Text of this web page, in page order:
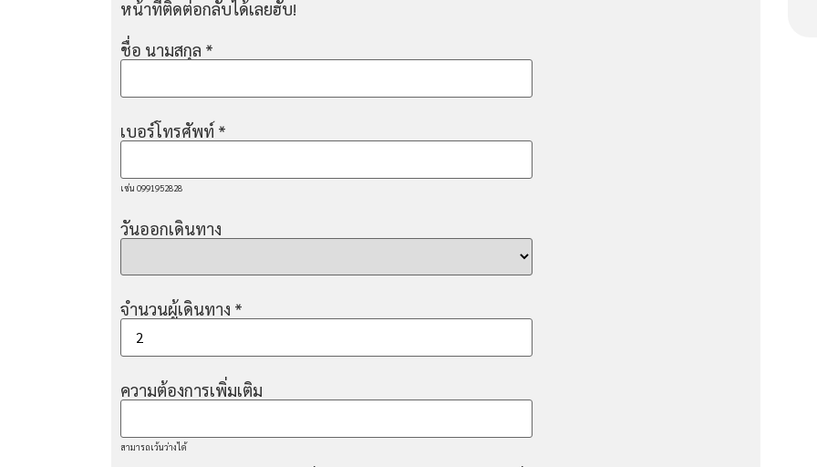
หน้าที่ติดต่อกลับได้เลยฮับ!
ชื่อ นามสกุล *
เบอร์โทรศัพท์ *
เช่น 0991952828
วันออกเดินทาง
จำนวนผู้เดินทาง *
ความต้องการเพิ่มเติม
สามารถเว้นว่างได้